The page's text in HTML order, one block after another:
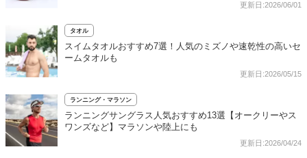
更新日:2026/06/01
タオル
スイムタオルおすすめ7選！人気のミズノや速乾性の高いセ
ームタオルも
更新日:2026/05/15
ランニング・マラソン
ランニングサングラス人気おすすめ13選【オークリーやス
ワンズなど】マラソンや陸上にも
更新日:2026/04/24